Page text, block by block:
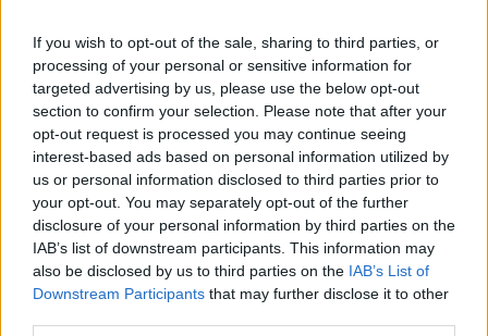
If you wish to opt-out of the sale, sharing to third parties, or
processing of your personal or sensitive information for
targeted advertising by us, please use the below opt-out
section to confirm your selection. Please note that after your
opt-out request is processed you may continue seeing
interest-based ads based on personal information utilized by
us or personal information disclosed to third parties prior to
your opt-out. You may separately opt-out of the further
disclosure of your personal information by third parties on the
IAB’s list of downstream participants. This information may
also be disclosed by us to third parties on the IAB’s List of
Downstream Participants that may further disclose it to other
Αξιολογήσεις
Δεν υπάρχει καμία αξιολόγηση ακόμη.
Κάνετε την πρώτη αξιολόγηση για το προϊόν: “Τα
λακουβάκια”